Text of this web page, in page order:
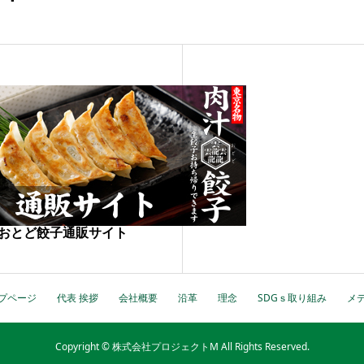
とど餃子通販サイト
ページ 代表 挨拶 会社概要 沿革 理念 SDGｓ取り組み メ
Copyright © 株式会社プロジェクトM All Rights Reserved.